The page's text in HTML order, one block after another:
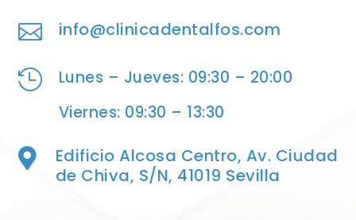
 info@clinicadentalfos.com

Lunes – Jueves: 09:30 – 20:00
Viernes: 09:30 – 13:30

Edificio Alcosa Centro, Av. Ciudad
de Chiva, S/N, 41019 Sevilla